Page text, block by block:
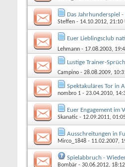
Das Jahrhunderspiel
Steffen - 14.10.2012, 21:10
Euer Lieblingsclub
Lehmann - 17.08.2003,
Lustige Trainer-
Campino - 28.08.2009,
Spektakuläres Tor in
nombro 1 - 23.04.2010,
Euer Engagement im
Skanatic - 12.09.2011,
Ausschreitungen in
Mirco_1848 - 11.02.2007,
Spielabbruch -
Bombär - 30.06.2012,